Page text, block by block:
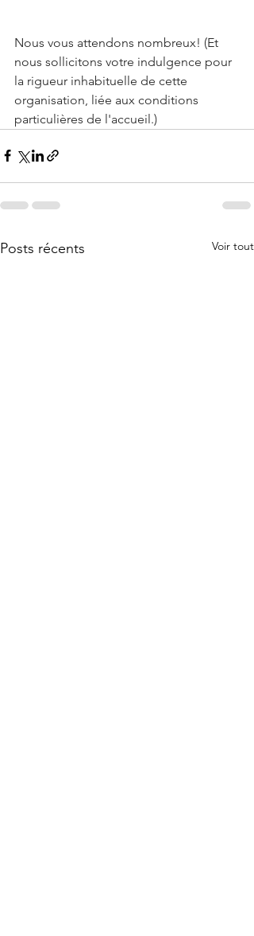
Nous vous attendons nombreux! (Et
nous sollicitons votre indulgence pour
la rigueur inhabituelle de cette
organisation, liée aux conditions
particulières de l'accueil.)
Posts récents Voir tout